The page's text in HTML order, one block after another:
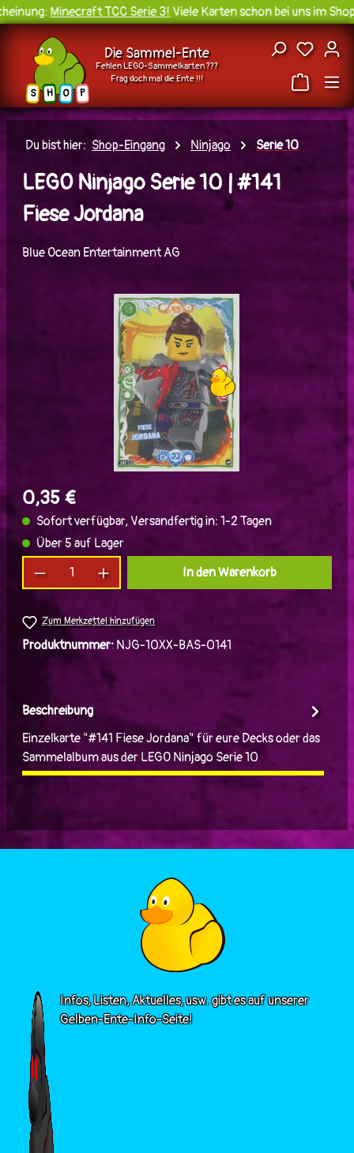
Zum Hauptinhalt springen
Minecraft TCC Serie 3!Viele Karten schon bei uns im
S H O P
Die Sammel-Ente
Fehlen LEGO-Sammelkarten ???
Frag doch mal die Ente !!!
Du
Du bist hier: Shop-Eingang Ninjago Serie 10
LEGO Ninjago Serie 10 | #141
Fiese Jordana
Blue Ocean Entertainment AG
Bildergalerie überspringen
0,35 €
Sofort verfügbar, Versandfertig in: 1-2 Tagen
Über 5 auf Lager
Produkt Anzahl: Gib den gewünschten Wert
In den Warenkorb
Zum Merkzettel hinzufügen
Produktnummer: NJG-10XX-BAS-0141
Beschreibung
Einzelkarte "#141 Fiese Jordana" für eure Decks oder das
Sammelalbum aus der LEGO Ninjago Serie 10
Infos, Listen, Aktuelles, usw. gibt es auf unserer
Gelben-Ente-Info-Seite!